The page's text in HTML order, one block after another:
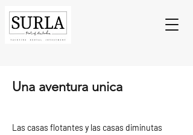
Una aventura unica
Las casas flotantes y las casas diminutas